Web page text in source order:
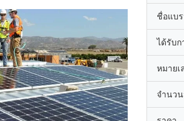
ชื่อแบ
ได้รับก
หมาย
จำนว